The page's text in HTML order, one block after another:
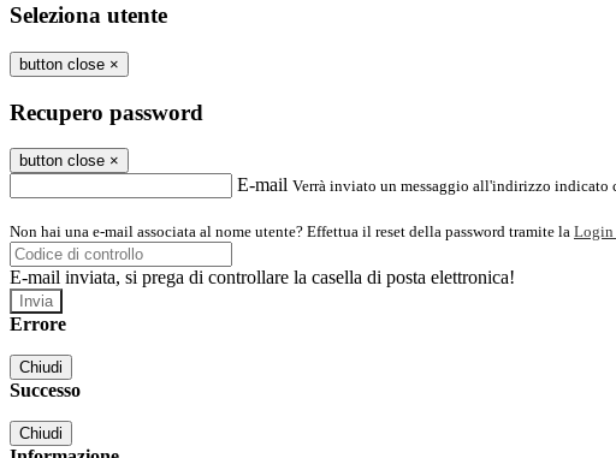
Seleziona utente
button close ×
Recupero password
button close ×
E-mail Verrà inviato un messaggio all'indirizzo indicato
Non hai una e-mail associata al nome utente? Effettua il reset della password tramite la Login
E-mail inviata, si prega di controllare la casella di posta elettronica!
Errore
Chiudi
Successo
Chiudi